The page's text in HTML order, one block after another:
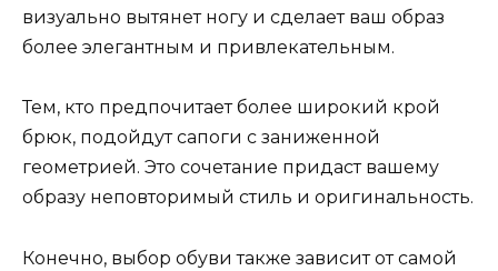
визуально вытянет ногу и сделает ваш образ
более элегантным и привлекательным.
Тем, кто предпочитает более широкий крой
брюк, подойдут сапоги с заниженной
геометрией. Это сочетание придаст вашему
образу неповторимый стиль и оригинальность.
Конечно, выбор обуви также зависит от самой